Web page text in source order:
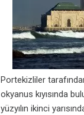
Portekizliler
okyanus kıyısında
yüzyılın ikinci